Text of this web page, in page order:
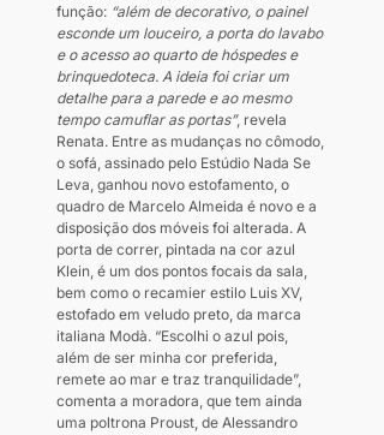
função: “além de decorativo, o painel
esconde um louceiro, a porta do lavabo
e o acesso ao quarto de hóspedes e
brinquedoteca. A ideia foi criar um
detalhe para a parede e ao mesmo
tempo camuflar as portas”, revela
Renata. Entre as mudanças no cômodo,
o sofá, assinado pelo Estúdio Nada Se
Leva, ganhou novo estofamento, o
quadro de Marcelo Almeida é novo e a
disposição dos móveis foi alterada. A
porta de correr, pintada na cor azul
Klein, é um dos pontos focais da sala,
bem como o recamier estilo Luis XV,
estofado em veludo preto, da marca
italiana Modà. “Escolhi o azul pois,
além de ser minha cor preferida,
remete ao mar e traz tranquilidade”,
comenta a moradora, que tem ainda
uma poltrona Proust, de Alessandro